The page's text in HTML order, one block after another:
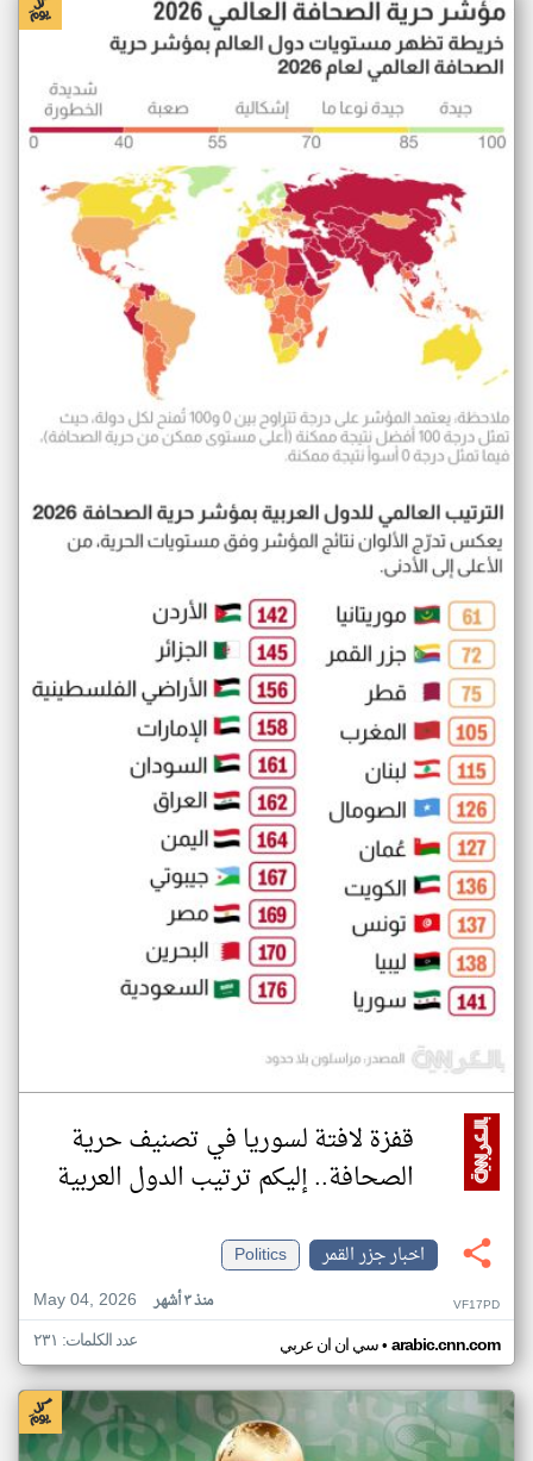
قفزة لافتة لسوريا في تصنيف حرية
الصحافة.. إليكم ترتيب الدول العربية
اخبار جزر القمر
Politics
May 04, 2026
منذ ٣ أشهر VF17PD
سي ان ان عربي• arabic.cnn.com عدد الكلمات: ٢٣١